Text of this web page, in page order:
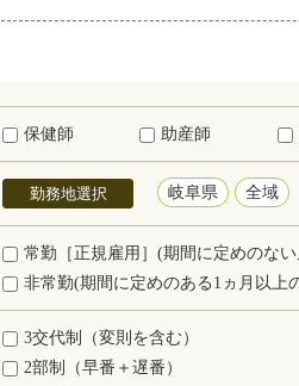
保健師 助産師
勤務地選択 岐阜県 全域
常勤［正規雇用］(期間に定めのな
非常勤(期間に定めのある1ヵ月以上
3交代制（変則を含む）
2部制（早番＋遅番）